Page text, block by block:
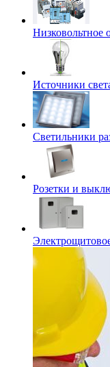
Низковольтное
Источники
Светильники
Розетки и